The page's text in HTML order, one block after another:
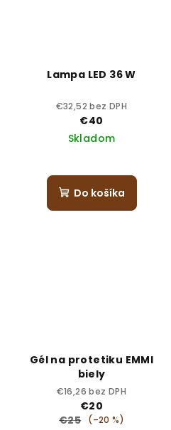
Lampa LED 36 W
€32,52 bez DPH
€40
Skladom
Do košíka
Gél na protetiku EMMI
biely
€16,26 bez DPH
€20
€25
(–20 %)